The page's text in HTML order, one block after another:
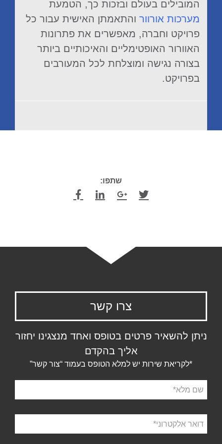
המובילים בעולם ובזכות כך, הטמעת
מערכות אורוור והתאמתן האישית עבור כל
פרויקט וחברה, מאפשרים את פתרונות
האוורור האופטימליים והאיכותיים ביותר
בצורה נגישה ומוצלחת לכל המעורבים
בפרויקט.
שתפו:
צרו קשר
ניתן להשאיר פרטים בטופס ואחד מנצגינו יחזור
אליך בהקדם
*לקריאת שירות יש למלא הטופס בעמוד “צור קשר”